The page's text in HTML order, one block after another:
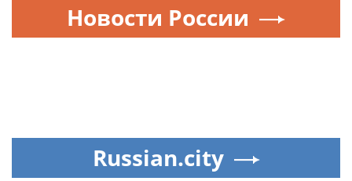
Новости России
Russian.city